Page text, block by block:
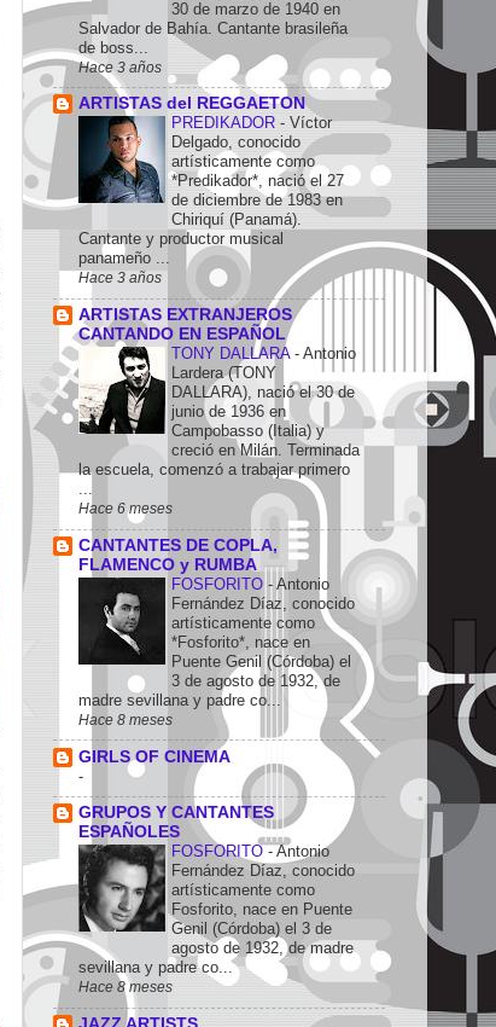
30 de marzo de 1940 en
Salvador de Bahía. Cantante brasileña
de boss...
Hace 3 años
ARTISTAS del REGGAETON
PREDIKADOR - Víctor
Delgado, conocido
artísticamente como
*Predikador*, nació el 27
de diciembre de 1983 en
Chiriquí (Panamá).
Cantante y productor musical
panameño ...
Hace 3 años
ARTISTAS EXTRANJEROS
CANTANDO EN ESPAÑOL
TONY DALLARA - Antonio
Lardera (TONY
DALLARA), nació el 30 de
junio de 1936 en
Campobasso (Italia) y
creció en Milán. Terminada
la escuela, comenzó a trabajar primero
...
Hace 6 meses
CANTANTES DE COPLA,
FLAMENCO y RUMBA
FOSFORITO - Antonio
Fernández Díaz, conocido
artísticamente como
*Fosforito*, nace en
Puente Genil (Córdoba) el
3 de agosto de 1932, de
madre sevillana y padre co...
Hace 8 meses
GIRLS OF CINEMA
-
GRUPOS Y CANTANTES
ESPAÑOLES
FOSFORITO-Antonio
Fernández Díaz, conocido
artísticamente como
Fosforito, nace en Puente
Genil (Córdoba) el 3 de
agosto de 1932, de madre
sevillana y padre co...
Hace 8 meses